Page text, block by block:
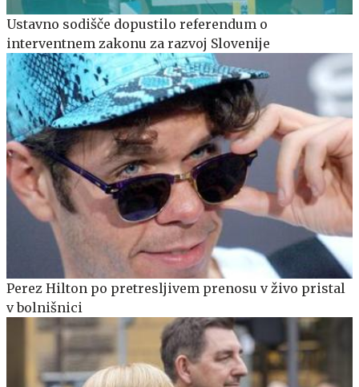
Ustavno sodišče dopustilo referendum o
interventnem zakonu za razvoj Slovenije
Perez Hilton po pretresljivem prenosu v živo pristal
v bolnišnici